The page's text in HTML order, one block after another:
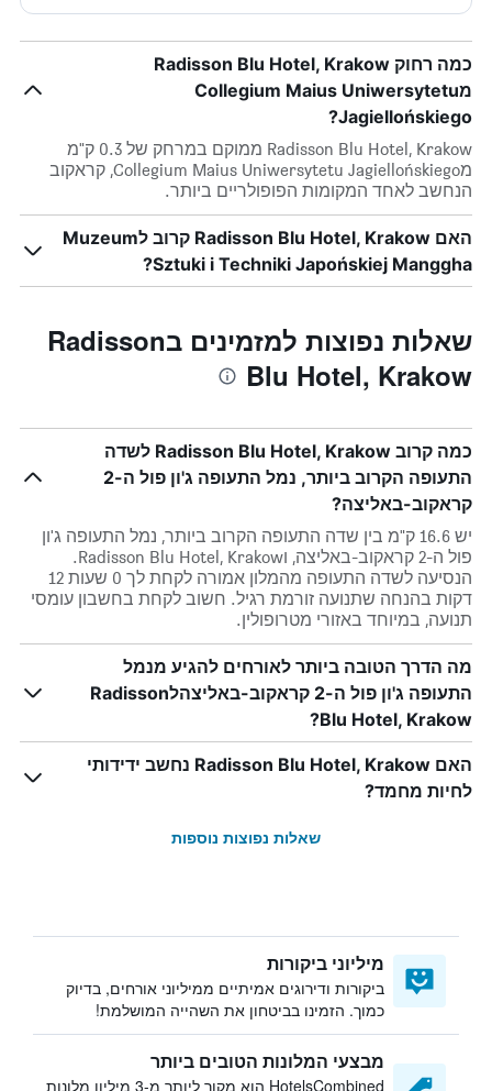
כמה רחוק Radisson Blu Hotel, Krakow
מCollegium Maius Uniwersytetu
Jagiellońskiego?
Radisson Blu Hotel, Krakow ממוקם במרחק של 0.3 ק"מ
מCollegium Maius Uniwersytetu Jagiellońskiego, קראקוב
הנחשב לאחד המקומות הפופולריים ביותר.
האם Radisson Blu Hotel, Krakow קרוב לMuzeum
Sztuki i Techniki Japońskiej Manggha?
שאלות נפוצות למזמינים בRadisson
Blu Hotel, Krakow
כמה קרוב Radisson Blu Hotel, Krakow לשדה
התעופה הקרוב ביותר, נמל התעופה ג'ון פול ה-2
קראקוב-באליצה?
יש 16.6 ק"מ בין שדה התעופה הקרוב ביותר, נמל התעופה ג'ון
פול ה-2 קראקוב-באליצה, וRadisson Blu Hotel, Krakow.
הנסיעה לשדה התעופה מהמלון אמורה לקחת לך 0 שעות 12
דקות בהנחה שתנועה זורמת רגיל. חשוב לקחת בחשבון עומסי
תנועה, במיוחד באזורי מטרופולין.
מה הדרך הטובה ביותר לאורחים להגיע מנמל
התעופה ג'ון פול ה-2 קראקוב-באליצהלRadisson
Blu Hotel, Krakow?
האם Radisson Blu Hotel, Krakow נחשב ידידותי
לחיות מחמד?
שאלות נפוצות נוספות
מיליוני ביקורות
ביקורות ודירוגים אמיתיים ממיליוני אורחים, בדיוק
כמוך. הזמינו בביטחון את השהייה המושלמת!
מבצעי המלונות הטובים ביותר
HotelsCombined הוא מקור ליותר מ-3 מיליון מלונות